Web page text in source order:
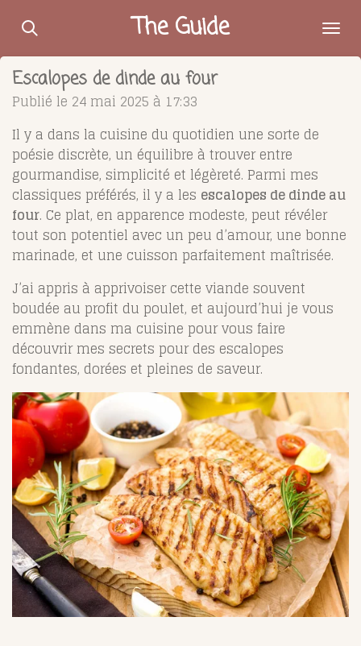
Passer
contenu
principal
The Guide
Escalopes de dinde au four
Publié le 24 mai 2025 à 17:33
Il y a dans la cuisine du quotidien une sorte de
poésie discrète, un équilibre à trouver entre
gourmandise, simplicité et légèreté. Parmi mes
classiques préférés, il y a les escalopes de dinde au
four. Ce plat, en apparence modeste, peut révéler
tout son potentiel avec un peu d’amour, une bonne
marinade, et une cuisson parfaitement maîtrisée.
J’ai appris à apprivoiser cette viande souvent
boudée au profit du poulet, et aujourd’hui je vous
emmène dans ma cuisine pour vous faire
découvrir mes secrets pour des escalopes
fondantes, dorées et pleines de saveur.